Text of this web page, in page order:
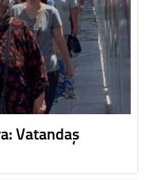
Vatandaş